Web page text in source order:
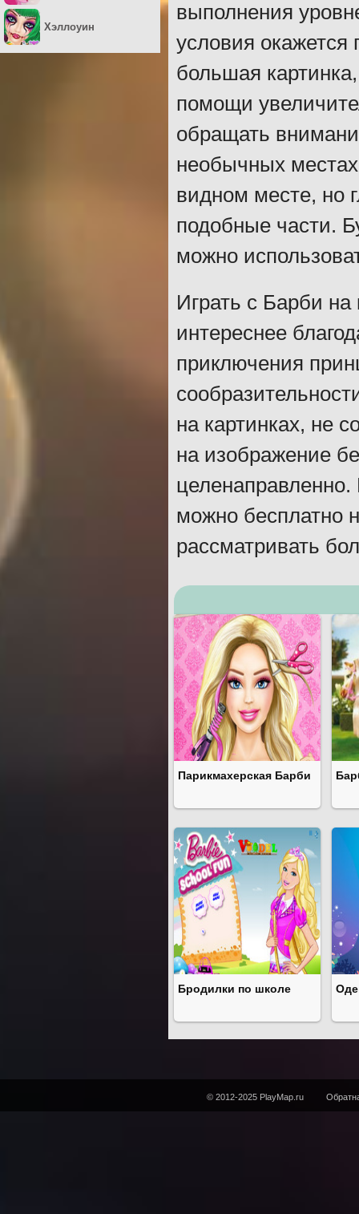
выполнения
условия окажется
большая
помощи
обращать
необычных
видном месте, но
подобные части.
можно
Играть с Барби
интереснее
приключения
на картинках, не
на изображение
можно бесплатно
рассматривать
Парикмахерская Барби
Бродилки по школе
Хэллоуин
© 2012-2025 PlayMap.ru